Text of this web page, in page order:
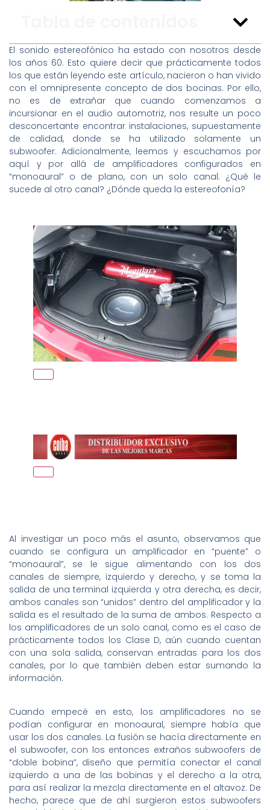
El sonido estereofónico ha estado con nosotros desde
los años 60. Esto quiere decir que prácticamente todos
los que están leyendo este artículo, nacieron o han vivido
con el omnipresente concepto de dos bocinas. Por ello,
no es de extrañar que cuando comenzamos a
incursionar en el audio automotriz, nos resulte un poco
desconcertante encontrar instalaciones, supuestamente
de calidad, donde se ha utilizado solamente un
subwoofer. Adicionalmente, leemos y escuchamos por
aquí y por allá de amplificadores configurados en
“monoaural” o de plano, con un solo canal. ¿Qué le
sucede al otro canal? ¿Dónde queda la estereofonía?
Al investigar un poco más el asunto, observamos que
cuando se configura un amplificador en “puente” o
“monoaural”, se le sigue alimentando con los dos
canales de siempre, izquierdo y derecho, y se toma la
salida de una terminal izquierda y otra derecha, es decir,
ambos canales son “unidos” dentro del amplificador y la
salida es el resultado de la suma de ambos. Respecto a
los amplificadores de un solo canal, como es el caso de
prácticamente todos los Clase D, aún cuando cuentan
con una sola salida, conservan entradas para los dos
canales, por lo que también deben estar sumando la
información.
Cuando empecé en esto, los amplificadores no se
podían configurar en monoaural, siempre había que
usar los dos canales. La fusión se hacía directamente en
el subwoofer, con los entonces extraños subwoofers de
“doble bobina”, diseño que permitía conectar el canal
izquierdo a una de las bobinas y el derecho a la otra,
para así realizar la mezcla directamente en el altavoz. De
hecho, parece que de ahí surgieron estos subwoofers